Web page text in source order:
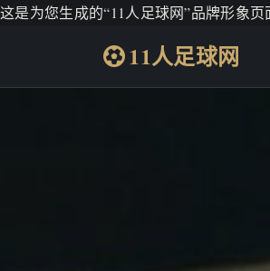
这是为您生成的“11人足球网”品牌形象
11人足球网